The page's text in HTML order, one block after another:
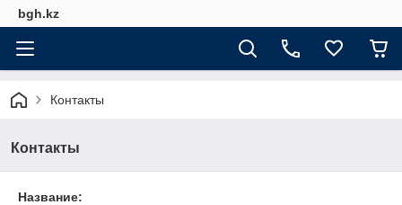
bgh.kz
Контакты
Контакты
Название: